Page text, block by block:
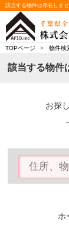
該当する物件は存在しま
TOPページ > 物件検
該当する物件
お探
ホ